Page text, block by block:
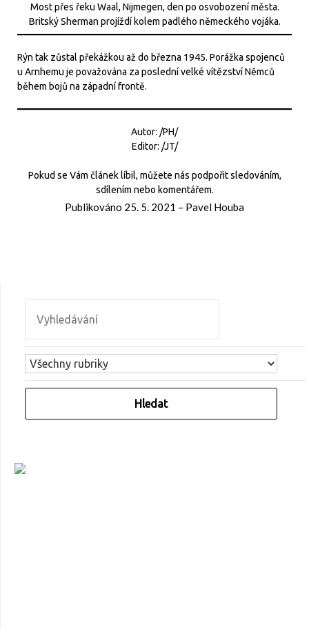
Most přes řeku Waal, Nijmegen, den po osvobození města.
Britský Sherman projíždí kolem padlého německého vojáka.
Rýn tak zůstal překážkou až do března 1945. Porážka spojenců
u Arnhemu je považována za poslední velké vítězství Němců
během bojů na západní frontě.
Autor: /PH/
Editor: /JT/
Pokud se Vám článek líbil, můžete nás podpořit sledováním,
sdílením nebo komentářem.
Publikováno 25. 5. 2021 – Pavel Houba